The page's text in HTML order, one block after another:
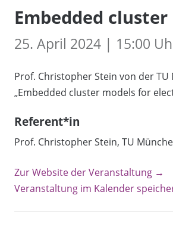
Embedded
25. April 2024 | 15:00
Prof. Christopher Stein von der
„Embedded cluster models for
Referent*in
Prof. Christopher Stein, TU
Zur Website der Veranstaltung →
Veranstaltung im Kalender